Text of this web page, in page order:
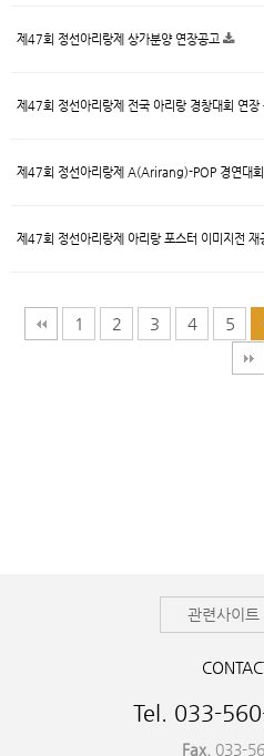
제47회 정선아리랑제 상가분양 연장공고
제47회 정선아리랑제 전국 아리랑 경창대회 연장
제47회 정선아리랑제 A(Arirang)-POP 경연대
제47회 정선아리랑제 아리랑 포스터 이미지전 재
1 2 3 4 5
관련사이트
Tel. 033-
Fax. 033-